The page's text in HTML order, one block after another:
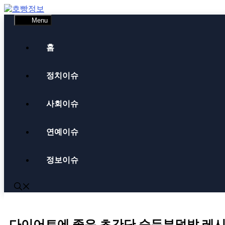
Skip
to
content
Menu
홈
정치이슈
사회이슈
연예이슈
정보이슈